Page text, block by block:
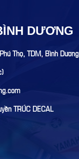
DƯƠNG
Thọ, TDM, Bình Dương
TRÚC DECAL